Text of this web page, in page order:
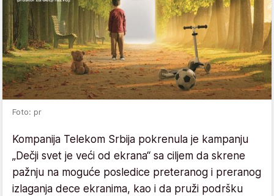
Foto: pr
Kompanija Telekom Srbija pokrenula je kampanju
„Dečji svet je veći od ekrana“ sa ciljem da skrene
pažnju na moguće posledice preteranog i preranog
izlaganja dece ekranima, kao i da pruži podršku